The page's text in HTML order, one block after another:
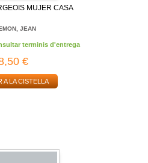
MUJER CASA
JEAN
terminis d'entrega
€
A LA CISTELLA